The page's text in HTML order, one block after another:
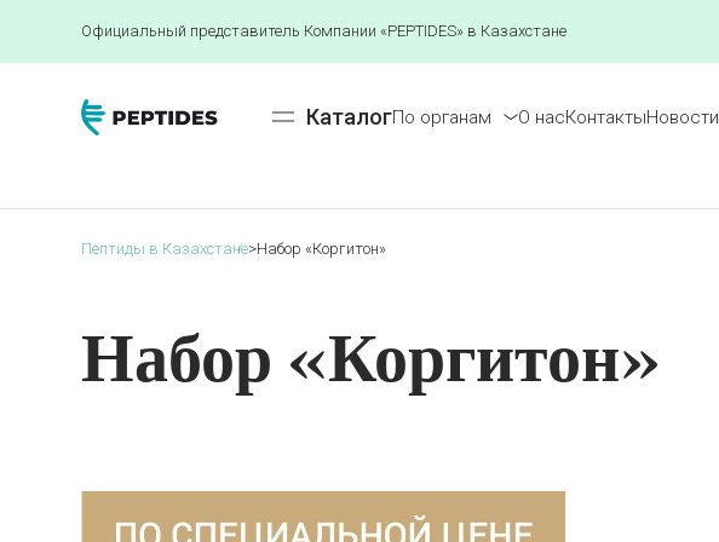
Официальный представитель Компании «PEPTIDES» в Казахстане
КаталогПо органам О насКонтактыНовости
Пептиды в Казахстане>Набор «Коргитон»
Набор «Коргитон»